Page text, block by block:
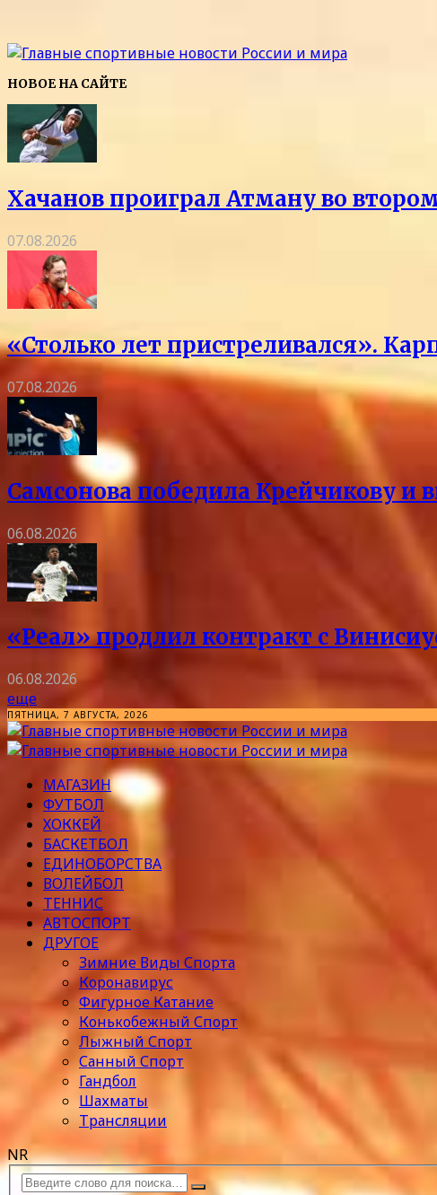
НОВОЕ НА САЙТЕ
Хачанов проиграл Атману во
07.08.2026
«Столько лет пристреливался».
07.08.2026
Самсонова победила Крейчикову и
06.08.2026
«Реал» продлил контракт с
06.08.2026
еще
ПЯТНИЦА, 7 АВГУСТА, 2026
МАГАЗИН
ФУТБОЛ
ХОККЕЙ
БАСКЕТБОЛ
ЕДИНОБОРСТВА
ВОЛЕЙБОЛ
ТЕННИС
АВТОСПОРТ
ДРУГОЕ
Зимние Виды Спорта
Коронавирус
Фигурное Катание
Конькобежный Спорт
Лыжный Спорт
Санный Спорт
Гандбол
Шахматы
Трансляции
NR